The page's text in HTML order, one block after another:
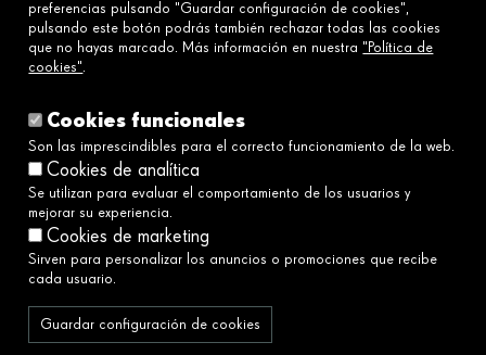
Servimos a la sociedad construyendo un
futuro mejor y más justo.
Enlaces
Política de cookies
Política de privacidad
Política de redes sociales
Canal Ético y de Denuncias→
Accesibilidad
preferencias pulsando "Guardar configuración de cookies",
pulsando este botón podrás también rechazar todas las cookies
que no hayas marcado. Más información en nuestra "Política de
cookies".
Cookies funcionales
Son las imprescindibles para el correcto funcionamiento de la web.
Cookies de analítica
Se utilizan para evaluar el comportamiento de los usuarios y
mejorar su experiencia.
Cookies de marketing
Sirven para personalizar los anuncios o promociones que recibe
cada usuario.
Guardar configuración de cookies